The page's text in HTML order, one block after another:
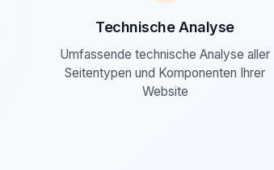
Technische Analyse
Umfassende technische Analyse aller
Seitentypen und Komponenten Ihrer
Website